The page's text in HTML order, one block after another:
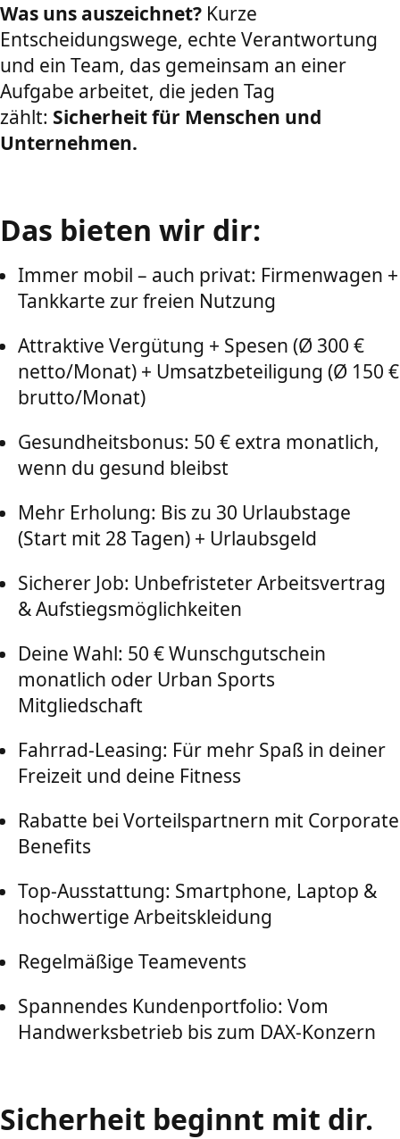
Was uns auszeichnet? Kurze
Entscheidungswege, echte Verantwortung
und ein Team, das gemeinsam an einer
Aufgabe arbeitet, die jeden Tag
zählt: Sicherheit für Menschen und
Unternehmen.
Das bieten wir dir:
Immer mobil – auch privat: Firmenwagen +
Tankkarte zur freien Nutzung
Attraktive Vergütung + Spesen (Ø 300 €
netto/Monat) + Umsatzbeteiligung (Ø 150 €
brutto/Monat)
Gesundheitsbonus: 50 € extra monatlich,
wenn du gesund bleibst
Mehr Erholung: Bis zu 30 Urlaubstage
(Start mit 28 Tagen) + Urlaubsgeld
Sicherer Job: Unbefristeter Arbeitsvertrag
& Aufstiegsmöglichkeiten
Deine Wahl: 50 € Wunschgutschein
monatlich oder Urban Sports
Mitgliedschaft
Fahrrad-Leasing: Für mehr Spaß in deiner
Freizeit und deine Fitness
Rabatte bei Vorteilspartnern mit Corporate
Benefits
Top-Ausstattung: Smartphone, Laptop &
hochwertige Arbeitskleidung
Regelmäßige Teamevents
Spannendes Kundenportfolio: Vom
Handwerksbetrieb bis zum DAX-Konzern
Sicherheit beginnt mit dir.